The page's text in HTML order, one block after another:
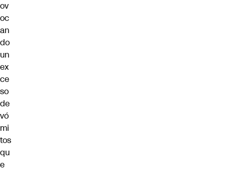
ov
oc
an
do
un
ex
ce
so
de
vó
mi
tos
qu
e